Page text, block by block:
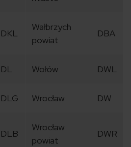
DKL
Wałbrzych
powiat
DBA
DL Wołów DWL
DLG Wrocław DW
DLB
Wrocław
powiat
DWR